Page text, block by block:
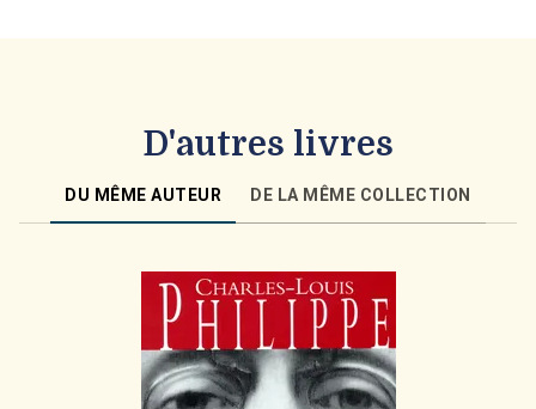
D'autres livres
DU MÊME AUTEUR DE LA MÊME COLLECTION